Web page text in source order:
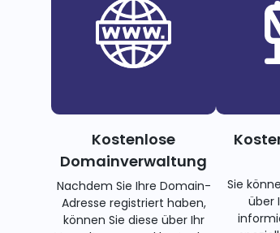
Kostenlose
Domainverwaltung
Nachdem Sie Ihre Domain-
Adresse registriert haben,
können Sie diese über Ihr
Sie
über